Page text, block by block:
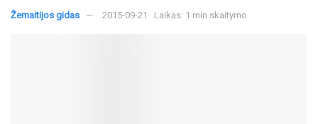
Žemaitijos gidas 2015-09-21 Laikas: 1 min skaitymo